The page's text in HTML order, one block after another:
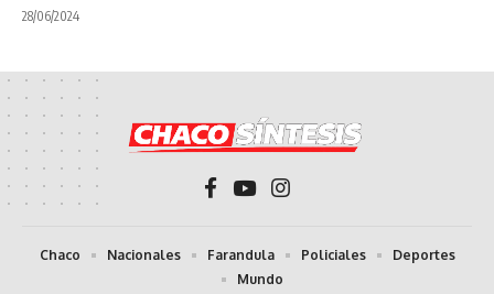
28/06/2024
Chaco Nacionales Farandula Policiales
Deportes
Mundo